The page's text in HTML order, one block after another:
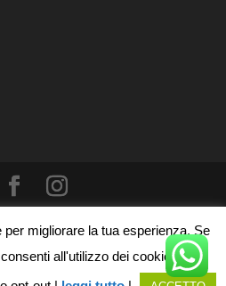
1983 srl
migliorare la tua esperienza. Se
all'utilizzo dei cookie, puoi